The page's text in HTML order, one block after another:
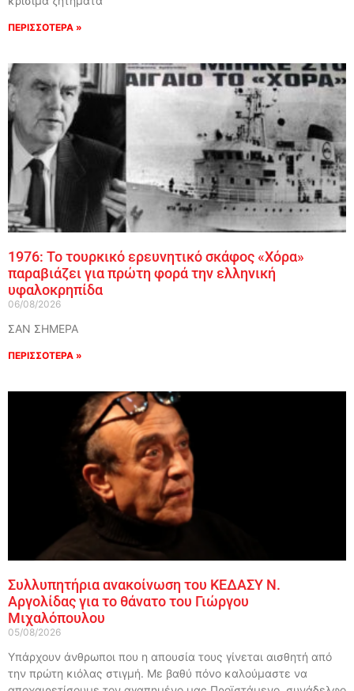
ΠΕΡΙΣΣΟΤΕΡΑ »
1976: Το τουρκικό ερευνητικό σκάφος «Χόρα»
παραβιάζει για πρώτη φορά την ελληνική
υφαλοκρηπίδα
06/08/2026
ΣΑΝ ΣΗΜΕΡΑ
ΠΕΡΙΣΣΟΤΕΡΑ »
Συλλυπητήρια ανακοίνωση του ΚΕΔΑΣΥ Ν.
Αργολίδας για το θάνατο του Γιώργου
Μιχαλόπουλου
05/08/2026
Υπάρχουν άνθρωποι που η απουσία τους γίνεται αισθητή από
την πρώτη κιόλας στιγμή. Με βαθύ πόνο καλούμαστε να